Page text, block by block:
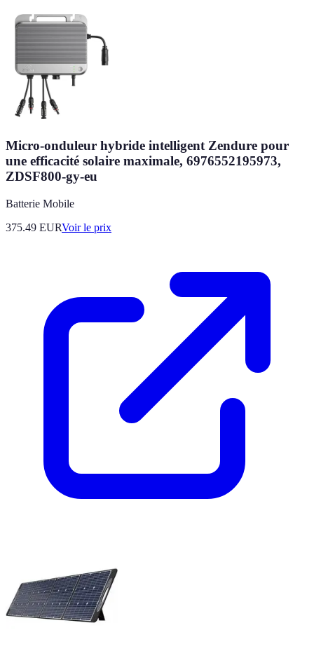
Micro-onduleur hybride intelligent Zendure pour
une efficacité solaire maximale, 6976552195973,
ZDSF800-gy-eu
Batterie Mobile
375.49 EURVoir le prix